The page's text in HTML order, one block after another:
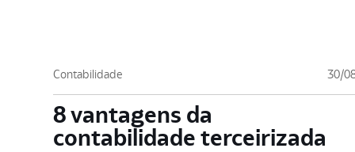
Contabilidade 30/
8 vantagens da
contabilidade terceirizada